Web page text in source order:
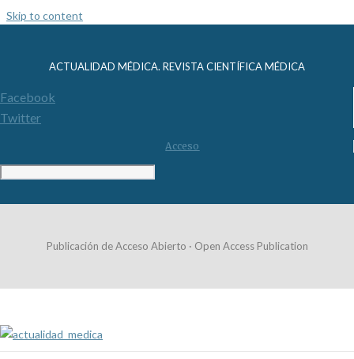
Skip to content
ACTUALIDAD MÉDICA. REVISTA CIENTÍFICA MÉDICA
Facebook
Twitter
Acceso
Publicación de Acceso Abierto · Open Access Publication